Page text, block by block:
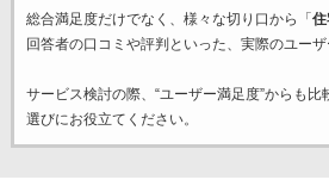
総合満足度だけでなく、様々な切り口から「
回答者の口コミや評判といった、実際のユーザ
サービス検討の際、“ユーザー満足度”からも比
選びにお役立てください。